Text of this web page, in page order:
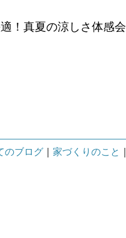
！真夏の涼しさ体感会
のブログ 家づくりのこと